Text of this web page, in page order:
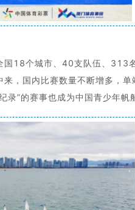
国18个城市、40支队伍、313
，国内比赛数量不断增多，
”的赛事也成为中国青少年帆